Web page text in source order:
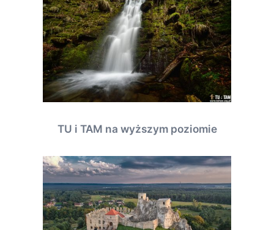
TU i TAM na wyższym poziomie